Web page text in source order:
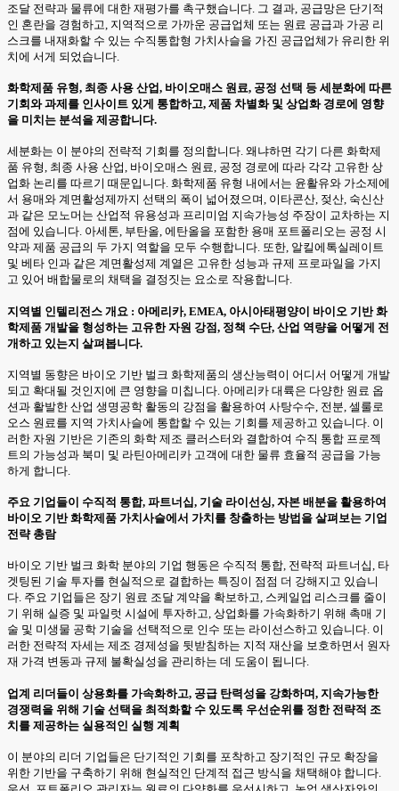
조달 전략과 물류에 대한 재평가를 촉구했습니다. 그 결과, 공급망은 단기적
인 혼란을 경험하고, 지역적으로 가까운 공급업체 또는 원료 공급과 가공 리
스크를 내재화할 수 있는 수직통합형 가치사슬을 가진 공급업체가 유리한 위
치에 서게 되었습니다.
화학제품 유형, 최종 사용 산업, 바이오매스 원료, 공정 선택 등 세분화에 따른
기회와 과제를 인사이트 있게 통합하고, 제품 차별화 및 상업화 경로에 영향
을 미치는 분석을 제공합니다.
세분화는 이 분야의 전략적 기회를 정의합니다. 왜냐하면 각기 다른 화학제
품 유형, 최종 사용 산업, 바이오매스 원료, 공정 경로에 따라 각각 고유한 상
업화 논리를 따르기 때문입니다. 화학제품 유형 내에서는 윤활유와 가소제에
서 용매와 계면활성제까지 선택의 폭이 넓어졌으며, 이타콘산, 젖산, 숙신산
과 같은 모노머는 산업적 유용성과 프리미엄 지속가능성 주장이 교차하는 지
점에 있습니다. 아세톤, 부탄올, 에탄올을 포함한 용매 포트폴리오는 공정 시
약과 제품 공급의 두 가지 역할을 모두 수행합니다. 또한, 알킬에톡실레이트
및 베타 인과 같은 계면활성제 계열은 고유한 성능과 규제 프로파일을 가지
고 있어 배합물로의 채택을 결정짓는 요소로 작용합니다.
지역별 인텔리전스 개요 : 아메리카, EMEA, 아시아태평양이 바이오 기반 화
학제품 개발을 형성하는 고유한 자원 강점, 정책 수단, 산업 역량을 어떻게 전
개하고 있는지 살펴봅니다.
지역별 동향은 바이오 기반 벌크 화학제품의 생산능력이 어디서 어떻게 개발
되고 확대될 것인지에 큰 영향을 미칩니다. 아메리카 대륙은 다양한 원료 옵
션과 활발한 산업 생명공학 활동의 강점을 활용하여 사탕수수, 전분, 셀룰로
오스 원료를 지역 가치사슬에 통합할 수 있는 기회를 제공하고 있습니다. 이
러한 자원 기반은 기존의 화학 제조 클러스터와 결합하여 수직 통합 프로젝
트의 가능성과 북미 및 라틴아메리카 고객에 대한 물류 효율적 공급을 가능
하게 합니다.
주요 기업들이 수직적 통합, 파트너십, 기술 라이선싱, 자본 배분을 활용하여
바이오 기반 화학제품 가치사슬에서 가치를 창출하는 방법을 살펴보는 기업
전략 총람
바이오 기반 벌크 화학 분야의 기업 행동은 수직적 통합, 전략적 파트너십, 타
겟팅된 기술 투자를 현실적으로 결합하는 특징이 점점 더 강해지고 있습니
다. 주요 기업들은 장기 원료 조달 계약을 확보하고, 스케일업 리스크를 줄이
기 위해 실증 및 파일럿 시설에 투자하고, 상업화를 가속화하기 위해 촉매 기
술 및 미생물 공학 기술을 선택적으로 인수 또는 라이선스하고 있습니다. 이
러한 전략적 자세는 제조 경제성을 뒷받침하는 지적 재산을 보호하면서 원자
재 가격 변동과 규제 불확실성을 관리하는 데 도움이 됩니다.
업계 리더들이 상용화를 가속화하고, 공급 탄력성을 강화하며, 지속가능한
경쟁력을 위해 기술 선택을 최적화할 수 있도록 우선순위를 정한 전략적 조
치를 제공하는 실용적인 실행 계획
이 분야의 리더 기업들은 단기적인 기회를 포착하고 장기적인 규모 확장을
위한 기반을 구축하기 위해 현실적인 단계적 접근 방식을 채택해야 합니다.